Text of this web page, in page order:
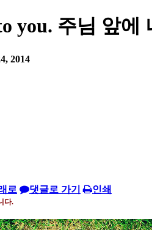
you. 주님 앞에
2014
로 댓글로 가기 인쇄
다.